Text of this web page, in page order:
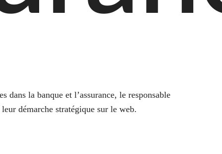
la banque et l’assurance, le responsable
démarche stratégique sur le web.